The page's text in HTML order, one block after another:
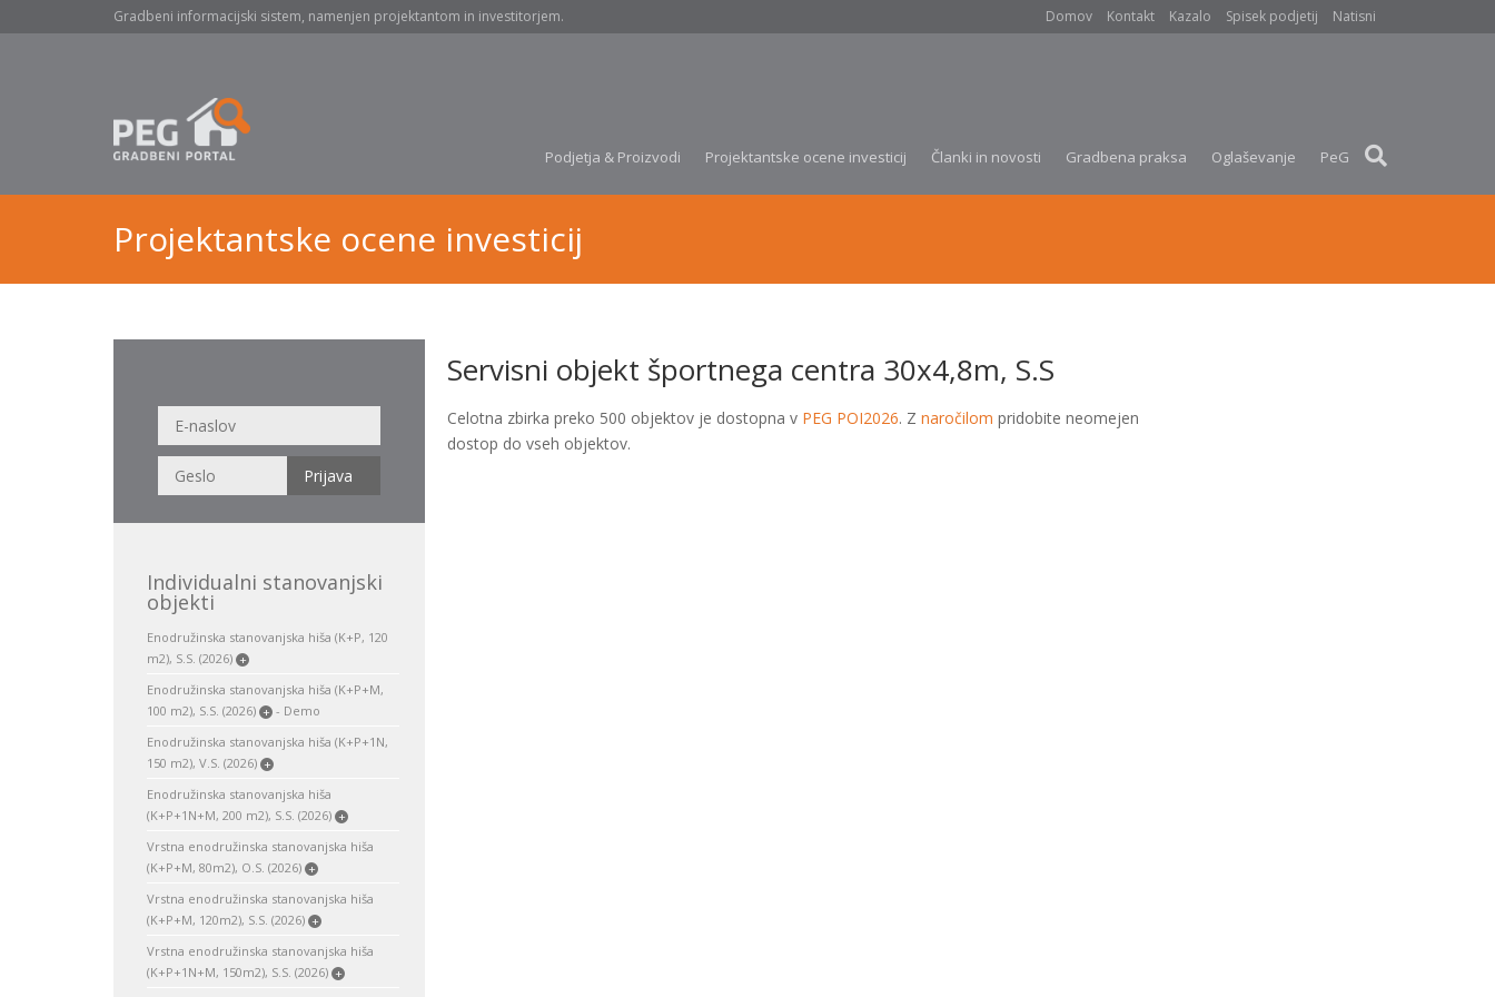
Gradbeni informacijski sistem, namenjen projektantom in investitorjem. Domov Kontakt Kazalo Spisek podjetij Natisni
Podjetja & Proizvodi Projektantske ocene investicij Članki in novosti Gradbena praksa Oglaševanje PeG
Projektantske ocene investicij
Individualni stanovanjski
objekti
Enodružinska stanovanjska hiša (K+P, 120
m2), S.S. (2026) +
Enodružinska stanovanjska hiša (K+P+M,
100 m2), S.S. (2026) + - Demo
Enodružinska stanovanjska hiša (K+P+1N,
150 m2), V.S. (2026) +
Enodružinska stanovanjska hiša
(K+P+1N+M, 200 m2), S.S. (2026) +
Vrstna enodružinska stanovanjska hiša
(K+P+M, 80m2), O.S. (2026) +
Vrstna enodružinska stanovanjska hiša
(K+P+M, 120m2), S.S. (2026) +
Vrstna enodružinska stanovanjska hiša
(K+P+1N+M, 150m2), S.S. (2026) +
Servisni objekt športnega centra 30x4,8m, S.S
Celotna zbirka preko 500 objektov je dostopna v PEG POI2026. Z naročilom pridobite neomejen
dostop do vseh objektov.